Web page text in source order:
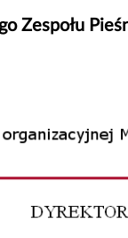
Zespołu